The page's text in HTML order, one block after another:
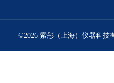
©2026 索彤（上海）仪器科技